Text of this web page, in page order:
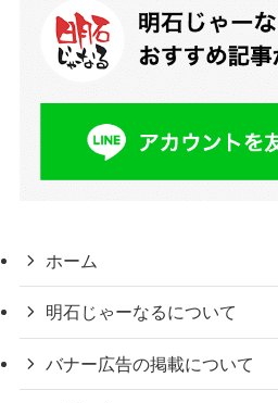
ホーム
明石じゃーなるについて
バナー広告の掲載について